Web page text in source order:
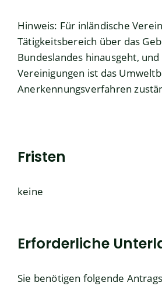
Hinweis: Für inländische
Tätigkeitsbereich über das
Bundeslandes hinausgeht,
Vereinigungen ist das
Anerkennungsverfahren
Fristen
keine
Erforderliche
Sie benötigen folgende